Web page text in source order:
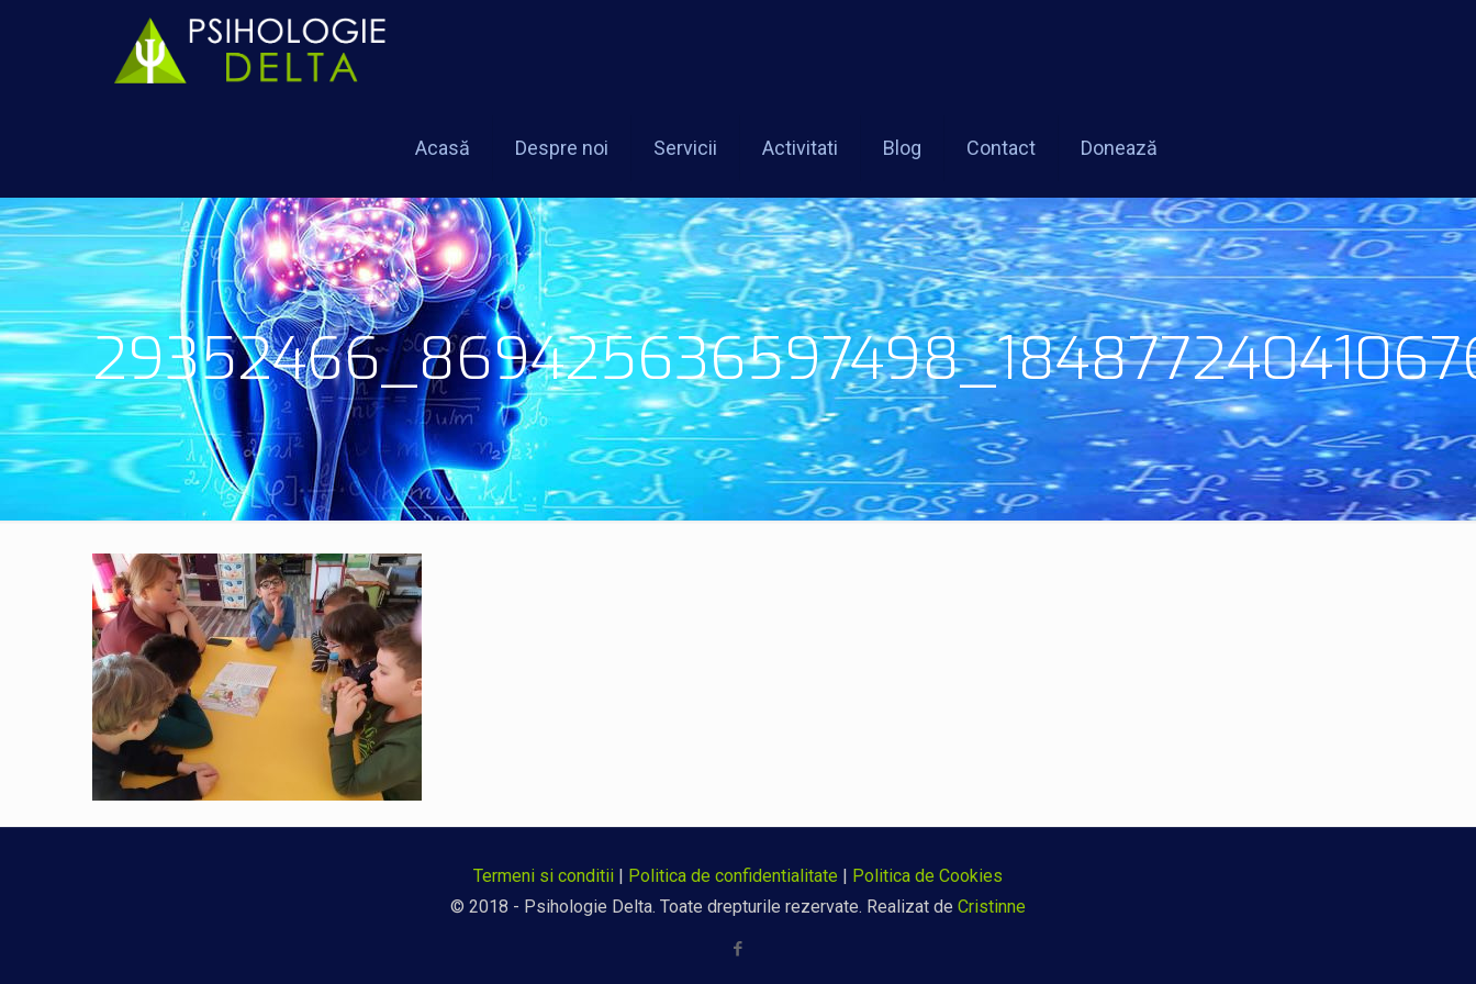
Acasă Despre noi Servicii Activitati Blog Contact Donează
Termeni si conditii | Politica de confidentialitate | Politica de Cookies
© 2018 - Psihologie Delta. Toate drepturile rezervate. Realizat de Cristinne